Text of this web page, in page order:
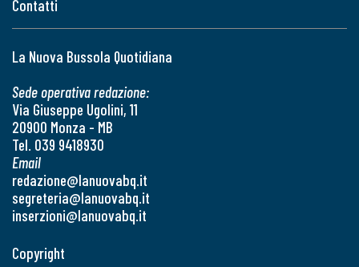
Contatti
La Nuova Bussola Quotidiana
Sede operativa redazione:
Via Giuseppe Ugolini, 11
20900 Monza - MB
Tel. 039 9418930
Email
redazione@lanuovabq.it
segreteria@lanuovabq.it
inserzioni@lanuovabq.it
Copyright